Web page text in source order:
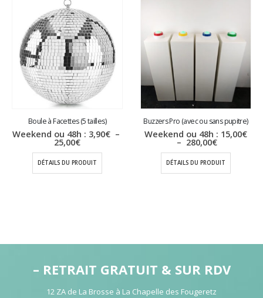
Boule à Facettes (5 tailles)
Weekend ou 48h : 3,90€ –
25,00€Plage
de
prix :
3,90€
à
DÉTAILS DU PRODUIT
Buzzers Pro (avec ou sans pupitre)
Weekend ou 48h : 15,00€
– 280,00€Plage
de
prix :
15,00€
à
DÉTAILS DU PRODUIT
– RETRAIT GRATUIT & SUR RDV
12 ZA de La Brosse à La Chapelle des Fougeretz